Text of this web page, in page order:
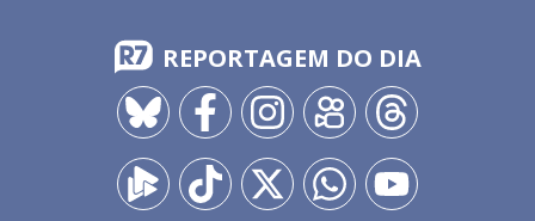
REPORTAGEM DO DIA